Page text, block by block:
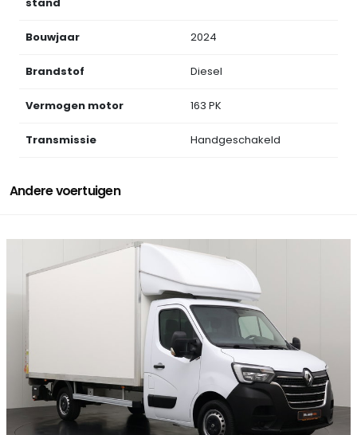
Bouwjaar 2024
Brandstof Diesel
Vermogen motor 163 PK
Transmissie Handgeschakeld
Andere voertuigen